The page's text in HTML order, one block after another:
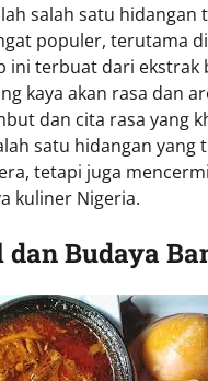
salah satu hidangan
populer, terutama
ini terbuat dari ekstrak
kaya akan rasa dan
dan cita rasa yang
satu hidangan yang
tetapi juga
kuliner Nigeria.
Budaya